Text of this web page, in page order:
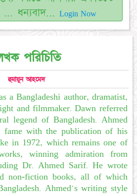
ধন্যবাদ...
Login Now
পরিচিতি
হুমায়ূন আহমেদ
a Bangladeshi author, dramatist,
and filmmaker. Dawn referred
legend of Bangladesh. Ahmed
fame with the publication of his
in 1972, which remains one of
winning admiration from
Dr. Ahmed Sarif. He wrote
non-fiction books, all of which
Ahmed's writing style